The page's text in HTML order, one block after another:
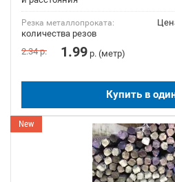
Резка металлопроката:
количества резов
2.34р. 1.99 р. (метр)
Купить в
New